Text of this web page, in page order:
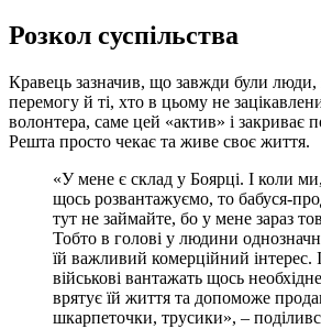
Розкол суспільства
Кравець зазначив, що завжди були
перемогу й ті, хто в цьому не
волонтера, саме цей «актив» і закриває
Решта просто чекає та живе своє життя.
«У мене є склад у Боярці. І коли ми,
щось розвантажуємо, то бабуся-
тут не займайте, бо у мене зараз
Тобто в голові у людини
їй важливий комерційний інтерес.
військові вантажать щось
врятує їй життя та допоможе
шкарпеточки, трусики», –